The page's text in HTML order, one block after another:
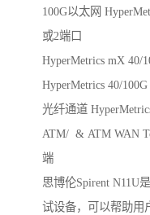
100G以太网
或2端口
HyperMetrics mX 40/
HyperMetrics 40/
光纤通道
ATM/ & ATM WAN
端
思博伦Spirent N11U
试设备，可以帮助用